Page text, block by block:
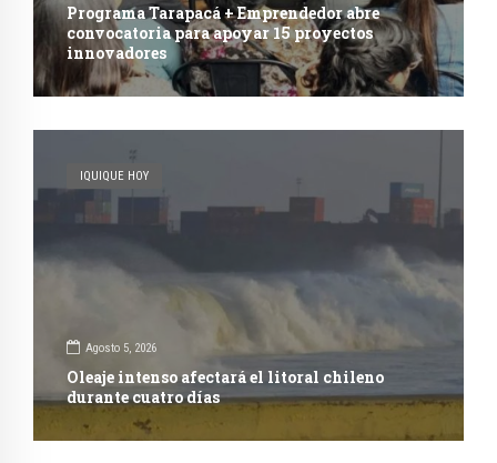
Programa Tarapacá + Emprendedor abre
convocatoria para apoyar 15 proyectos
innovadores
IQUIQUE HOY
Agosto 5, 2026
Oleaje intenso afectará el litoral chileno
durante cuatro días